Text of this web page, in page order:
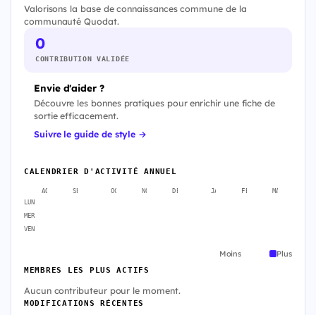
Valorisons la base de connaissances commune de la
communauté Quodat.
0
CONTRIBUTION VALIDÉE
Envie d'aider ?
Découvre les bonnes pratiques pour enrichir une fiche de
sortie efficacement.
Suivre le guide de style →
CALENDRIER D'ACTIVITÉ ANNUEL
AOÛT SEPT. OCT. NOV. DÉC. JANV. FÉVR. MARS
LUN
MER
VEN
Moins Plus
MEMBRES LES PLUS ACTIFS
Aucun contributeur pour le moment.
MODIFICATIONS RÉCENTES